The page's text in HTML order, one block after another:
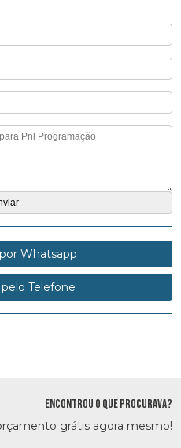
Whatsapp
Telefone
ENCONTROU O QUE PROCURAVA?
grátis agora mesmo!